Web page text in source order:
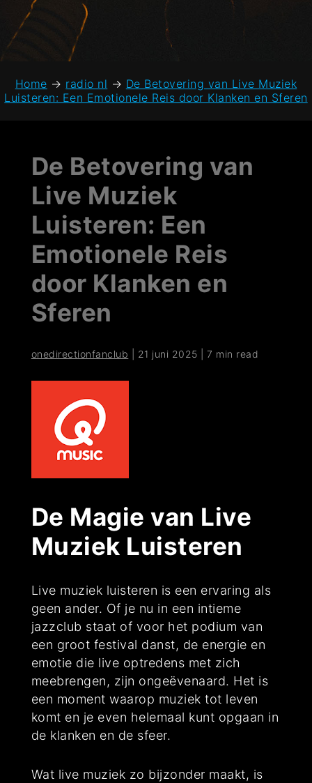
Home → radio nl → De Betovering van Live Muziek
Luisteren: Een Emotionele Reis door Klanken en Sferen
De Betovering van
Live Muziek
Luisteren: Een
Emotionele Reis
door Klanken en
Sferen
onedirectionfanclub 21 juni 2025 |7 min read
De Magie van Live
Muziek Luisteren
Live muziek luisteren is een ervaring als
geen ander. Of je nu in een intieme
jazzclub staat of voor het podium van
een groot festival danst, de energie en
emotie die live optredens met zich
meebrengen, zijn ongeëvenaard. Het is
een moment waarop muziek tot leven
komt en je even helemaal kunt opgaan in
de klanken en de sfeer.
Wat live muziek zo bijzonder maakt, is